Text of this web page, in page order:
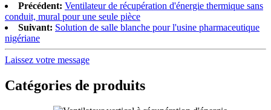
Précédent: Ventilateur de récupération d'énergie thermique sans
conduit, mural pour une seule pièce
Suivant: Solution de salle blanche pour l'usine pharmaceutique
nigériane
Laissez votre message
Catégories de produits